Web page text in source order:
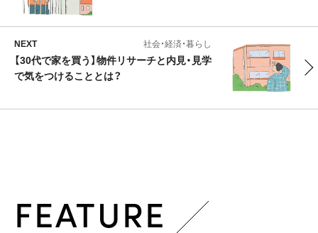
NEXT 社会・経済・暮らし
【30代で家を買う】物件リサーチと内見・見学
で気をつけることとは？
FEATURE